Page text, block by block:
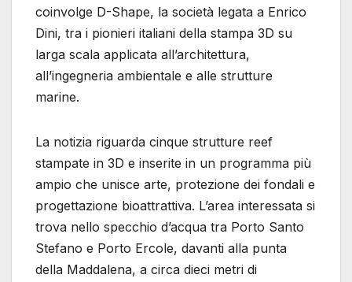
coinvolge D-Shape, la società legata a Enrico
Dini, tra i pionieri italiani della stampa 3D su
larga scala applicata all’architettura,
all’ingegneria ambientale e alle strutture
marine.
La notizia riguarda cinque strutture reef
stampate in 3D e inserite in un programma più
ampio che unisce arte, protezione dei fondali e
progettazione bioattrattiva. L’area interessata si
trova nello specchio d’acqua tra Porto Santo
Stefano e Porto Ercole, davanti alla punta
della Maddalena, a circa dieci metri di